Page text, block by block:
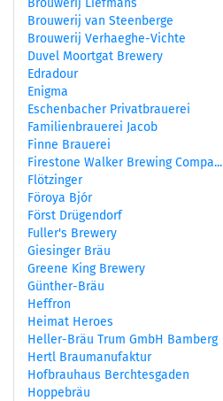
Brouwerij Liefmans
Brouwerij van Steenberge
Brouwerij Verhaeghe-Vichte
Duvel Moortgat Brewery
Edradour
Enigma
Eschenbacher Privatbrauerei
Familienbrauerei Jacob
Finne Brauerei
Firestone Walker Brewing Compa...
Flötzinger
Föroya Bjór
Först Drügendorf
Fuller's Brewery
Giesinger Bräu
Greene King Brewery
Günther-Bräu
Heffron
Heimat Heroes
Heller-Bräu Trum GmbH Bamberg
Hertl Braumanufaktur
Hofbrauhaus Berchtesgaden
Hoppebräu